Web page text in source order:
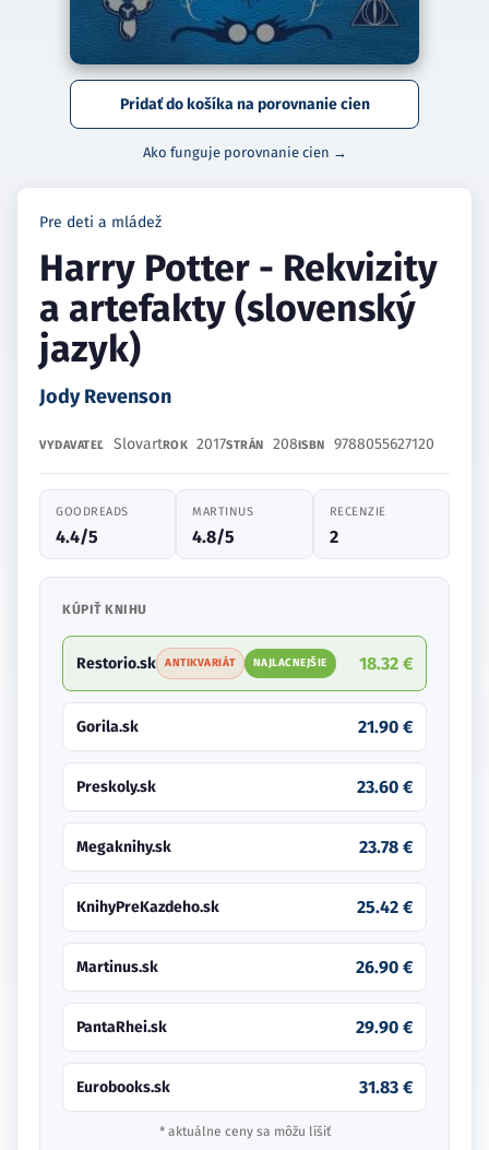
Pridať do košíka na porovnanie cien
Ako funguje porovnanie cien →
Pre deti a mládež
Harry Potter - Rekvizity
a artefakty (slovenský
jazyk)
Jody Revenson
VYDAVATEĽ SlovartROK 2017STRÁN 208ISBN 9788055627120
GOODREADS
4.4/5
MARTINUS
4.8/5
RECENZIE
2
KÚPIŤ KNIHU
Restorio.sk ANTIKVARIÁT NAJLACNEJŠIE 18.32 €
Gorila.sk 21.90 €
Preskoly.sk 23.60 €
Megaknihy.sk 23.78 €
KnihyPreKazdeho.sk 25.42 €
Martinus.sk 26.90 €
PantaRhei.sk 29.90 €
Eurobooks.sk 31.83 €
* aktuálne ceny sa môžu líšiť